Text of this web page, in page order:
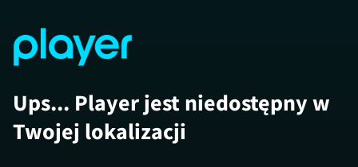
Ups... Player jest niedostępny w
Twojej lokalizacji